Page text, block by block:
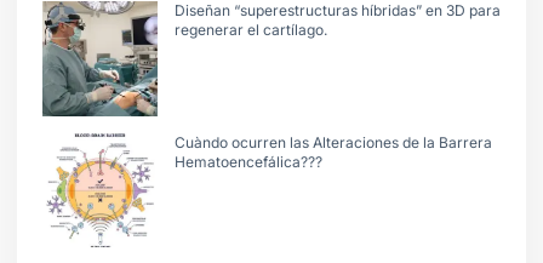
Diseñan “superestructuras híbridas” en 3D para
regenerar el cartílago.
Cuàndo ocurren las Alteraciones de la Barrera
Hematoencefálica???